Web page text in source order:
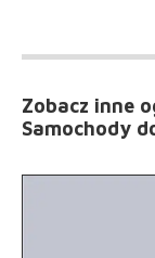
Zobacz inne
Samochody